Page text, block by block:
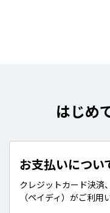
はじめ
お支払いについ
クレジットカード決済
（ペイディ）がご利用